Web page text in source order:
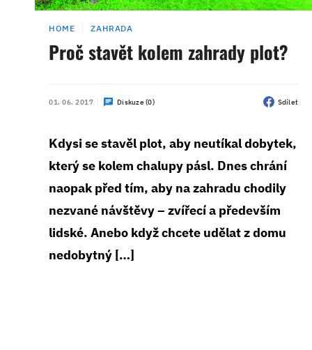
HOME ZAHRADA
Proč stavět kolem zahrady plot?
01. 06. 2017 Diskuze (0) Sdílet
Kdysi se stavěl plot, aby neutíkal dobytek,
který se kolem chalupy pásl. Dnes chrání
naopak před tím, aby na zahradu chodily
nezvané návštěvy – zvířecí a především
lidské. Anebo když chcete udělat z domu
nedobytný […]